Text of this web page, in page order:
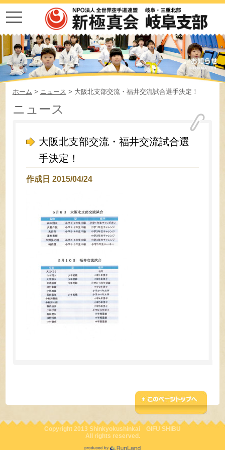
toggle
navigation
ホーム > ニュース > 大阪北支部交流・福井交流試合選手決定！
ニュース
大阪北支部交流・福井交流試合選
手決定！
作成日 2015/04/24
Copyright 2013 Shinkyokushinkai GIFU SHIBU
All rights reserved.